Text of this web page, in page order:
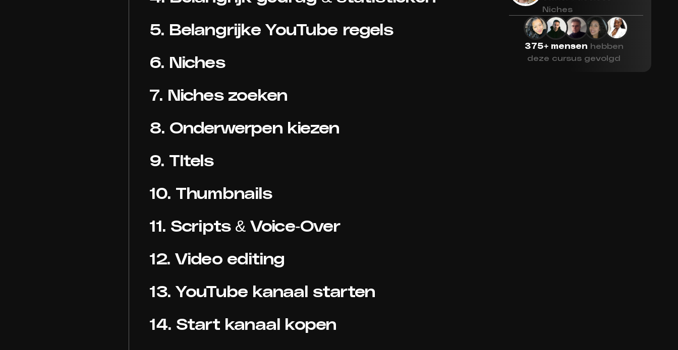
5. Belangrijke YouTube regels
6. Niches
7. Niches zoeken
8. Onderwerpen kiezen
9. TItels
10. Thumbnails
11. Scripts & Voice-Over
12. Video editing
13. YouTube kanaal starten
14. Start kanaal kopen
Niches
375+ mensen hebben
deze cursus gevolgd